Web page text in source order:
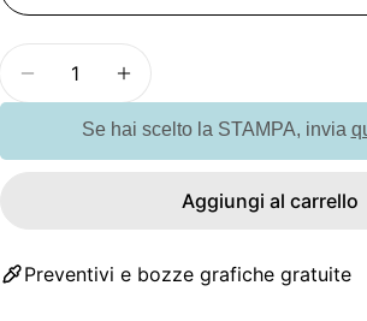
Diminuisci la quantità per
Aumenta la quantità
Se hai scelto la STAMPA, invia
Aggiungi al carrello
Preventivi e bozze grafiche gratuite